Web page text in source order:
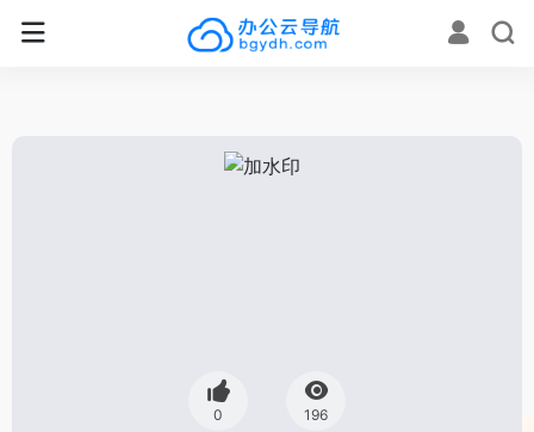
0 196